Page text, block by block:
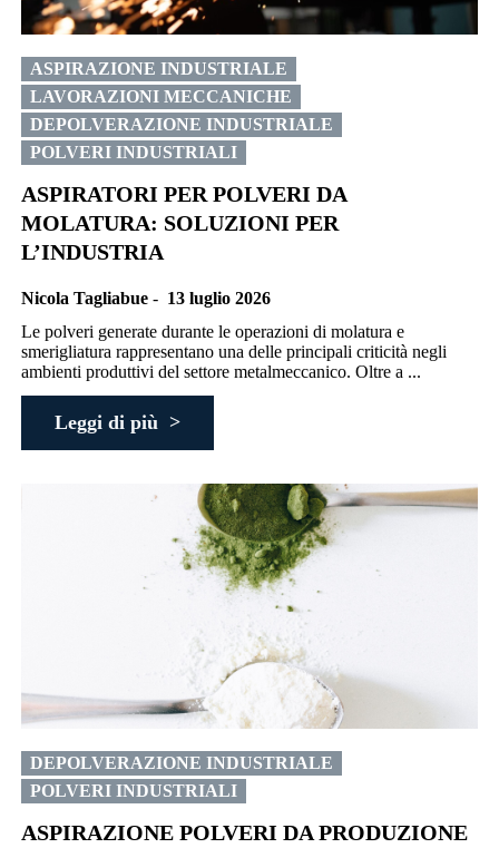
ASPIRAZIONE INDUSTRIALE
LAVORAZIONI MECCANICHE
DEPOLVERAZIONE INDUSTRIALE
POLVERI INDUSTRIALI
ASPIRATORI PER POLVERI DA
MOLATURA: SOLUZIONI PER
L’INDUSTRIA
Nicola Tagliabue- 13 luglio 2026
Le polveri generate durante le operazioni di molatura e
smerigliatura rappresentano una delle principali criticità negli
ambienti produttivi del settore metalmeccanico. Oltre a ...
Leggi di più >
DEPOLVERAZIONE INDUSTRIALE
POLVERI INDUSTRIALI
ASPIRAZIONE POLVERI DA PRODUZIONE